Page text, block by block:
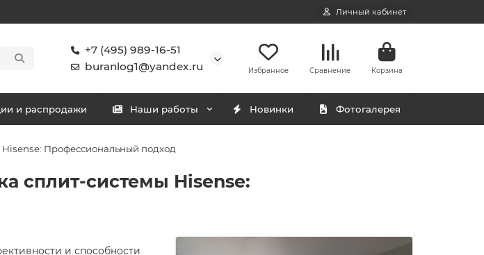
Личный кабинет
+7 (495) 989-16-51
buranlog1@yandex.ru
Избранное Сравнение Корзина
и распродажи Наши работы Новинки Фотогалерея
Hisense: Профессиональный подход
сплит-системы Hisense:
и способности